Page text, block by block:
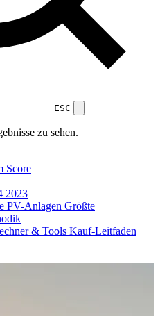
ESC
zu sehen.
Score
2023
PV-Anlagen Größte
& Tools Kauf-Leitfaden